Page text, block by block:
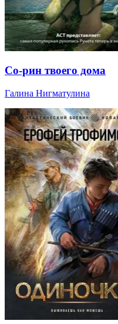
Со-рин твоего дома
Галина Нигматулина